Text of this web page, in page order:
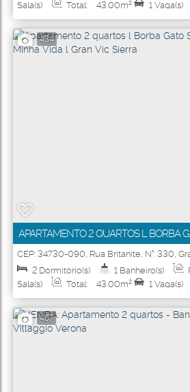
Sala(s) Total: 43.00m² 1 Vaga(s)
434
APARTAMENTO 2 QUARTOS L BORBA
CASA MINHA VIDA L GRAN VIC SIERRA
CEP: 34730-090, Rua Britanite, N°: 330,
Sabará
Minas Gerais ,Brasil
2 Dormitório(s) 1 Banheiro(s)
Sala(s)
Total: 43.00m² 1 Vaga(s)
467